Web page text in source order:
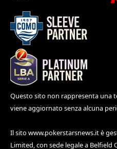
Questo sito non rappresenta una
viene aggiornato senza alcuna
Il sito www.pokerstarsnews.itè
Limited, con sede legale a Belfield